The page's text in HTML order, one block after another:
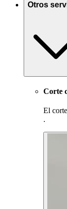
Otros
Corte
El
.